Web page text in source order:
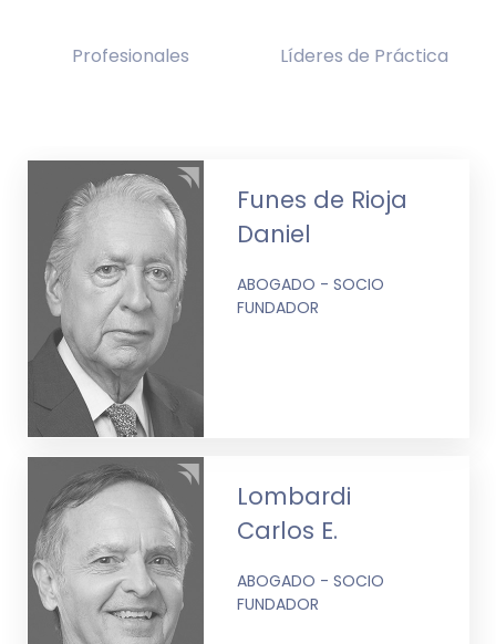
Profesionales Líderes de Práctica
Funes de Rioja
Daniel
ABOGADO - SOCIO
FUNDADOR
Lombardi
Carlos E.
ABOGADO - SOCIO
FUNDADOR